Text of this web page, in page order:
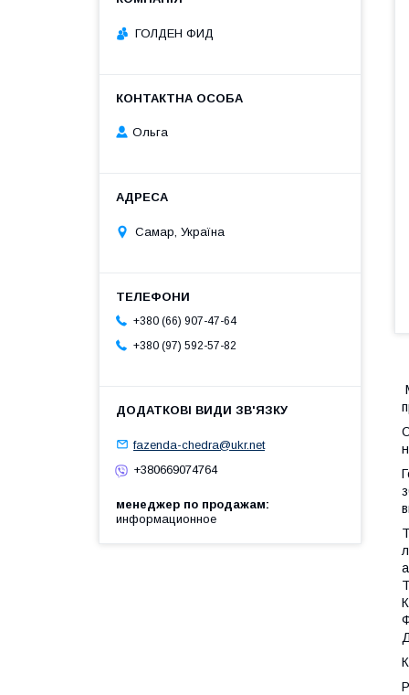
ГОЛДЕН ФИД
Ольга
Самар, Україна
+380 (66) 907-47-64
+380 (97) 592-57-82
fazenda-chedra@ukr.net
+380669074764
менеджер по продажам
информационное